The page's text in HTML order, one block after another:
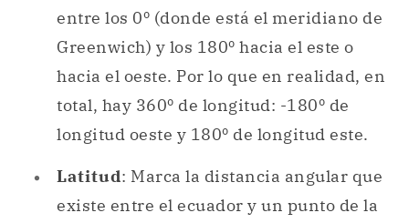
entre los 0º (donde está el meridiano de
Greenwich) y los 180º hacia el este o
hacia el oeste. Por lo que en realidad, en
total, hay 360º de longitud: -180º de
longitud oeste y 180º de longitud este.
Latitud: Marca la distancia angular que
existe entre el ecuador y un punto de la